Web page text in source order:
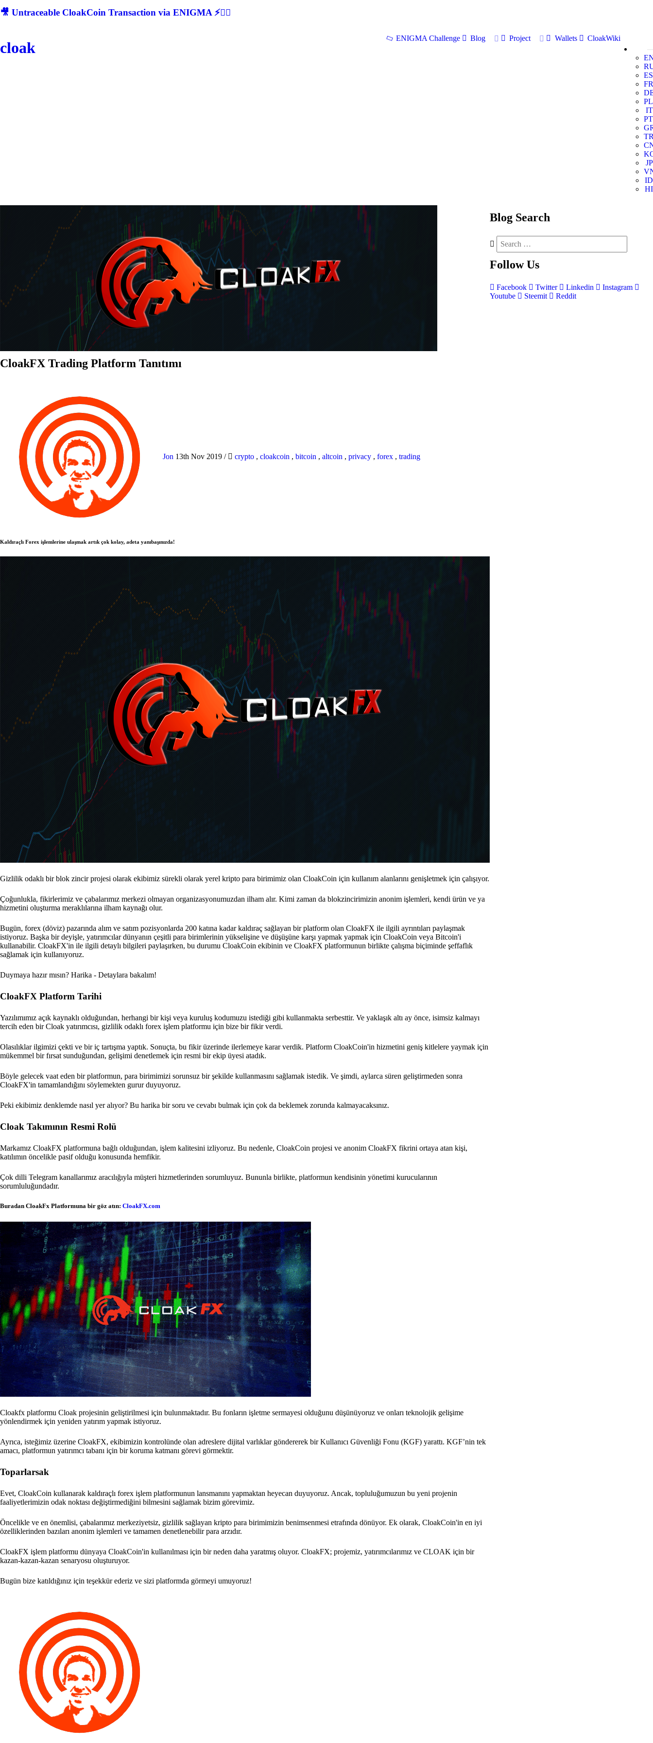
🎥 Untraceable CloakCoin Transaction via ENIGMA ⚡🕵‍♂
cloak
ENIGMA Challenge Blog Project Wallets
CloakWiki
ES
FR
PL
IT
PT
JP
ID
HI
CloakFX Trading Platform Tanıtımı
Jon 13th Nov 2019 / crypto , cloakcoin , bitcoin , altcoin , privacy , forex , trading
Kaldıraçlı Forex işlemlerine ulaşmak artık çok kolay, adeta yanıbaşınızda!
Gizlilik odaklı bir blok zincir projesi olarak ekibimiz sürekli olarak yerel kripto para birimimiz olan CloakCoin için kullanım alanlarını genişletmek için çalışıyor.
Çoğunlukla, fikirlerimiz ve çabalarımız merkezi olmayan organizasyonumuzdan ilham alır. Kimi zaman da blokzincirimizin anonim işlemleri, kendi ürün ve ya
hizmetini oluşturma meraklılarına ilham kaynağı olur.
Bugün, forex (döviz) pazarında alım ve satım pozisyonlarda 200 katına kadar kaldıraç sağlayan bir platform olan CloakFX ile ilgili ayrıntıları paylaşmak
istiyoruz. Başka bir deyişle, yatırımcılar dünyanın çeşitli para birimlerinin yükselişine ve düşüşüne karşı yapmak yapmak için CloakCoin veya Bitcoin'i
kullanabilir. CloakFX'in ile ilgili detaylı bilgileri paylaşırken, bu durumu CloakCoin ekibinin ve CloakFX platformunun birlikte çalışma biçiminde şeffaflık
sağlamak için kullanıyoruz.
Duymaya hazır mısın? Harika - Detaylara bakalım!
CloakFX Platform Tarihi
Yazılımımız açık kaynaklı olduğundan, herhangi bir kişi veya kuruluş kodumuzu istediği gibi kullanmakta serbesttir. Ve yaklaşık altı ay önce, isimsiz kalmayı
tercih eden bir Cloak yatırımcısı, gizlilik odaklı forex işlem platformu için bize bir fikir verdi.
Olasılıklar ilgimizi çekti ve bir iç tartışma yaptık. Sonuçta, bu fikir üzerinde ilerlemeye karar verdik. Platform CloakCoin'in hizmetini geniş kitlelere yaymak için
mükemmel bir fırsat sunduğundan, gelişimi denetlemek için resmi bir ekip üyesi atadık.
Böyle gelecek vaat eden bir platformun, para birimimizi sorunsuz bir şekilde kullanmasını sağlamak istedik. Ve şimdi, aylarca süren geliştirmeden sonra
CloakFX'in tamamlandığını söylemekten gurur duyuyoruz.
Peki ekibimiz denklemde nasıl yer alıyor? Bu harika bir soru ve cevabı bulmak için çok da beklemek zorunda kalmayacaksınız.
Cloak Takımının Resmi Rolü
Markamız CloakFX platformuna bağlı olduğundan, işlem kalitesini izliyoruz. Bu nedenle, CloakCoin projesi ve anonim CloakFX fikrini ortaya atan kişi,
katılımın öncelikle pasif olduğu konusunda hemfikir.
Çok dilli Telegram kanallarımız aracılığıyla müşteri hizmetlerinden sorumluyuz. Bununla birlikte, platformun kendisinin yönetimi kurucularının
sorumluluğundadır.
Buradan CloakFx Platformuna bir göz atın: CloakFX.com
Cloakfx platformu Cloak projesinin geliştirilmesi için bulunmaktadır. Bu fonların işletme sermayesi olduğunu düşünüyoruz ve onları teknolojik gelişime
yönlendirmek için yeniden yatırım yapmak istiyoruz.
Ayrıca, isteğimiz üzerine CloakFX, ekibimizin kontrolünde olan adreslere dijital varlıklar göndererek bir Kullanıcı Güvenliği Fonu (KGF) yarattı. KGF’nin tek
amacı, platformun yatırımcı tabanı için bir koruma katmanı görevi görmektir.
Toparlarsak
Evet, CloakCoin kullanarak kaldıraçlı forex işlem platformunun lansmanını yapmaktan heyecan duyuyoruz. Ancak, topluluğumuzun bu yeni projenin
faaliyetlerimizin odak noktası değiştirmediğini bilmesini sağlamak bizim görevimiz.
Öncelikle ve en önemlisi, çabalarımız merkeziyetsiz, gizlilik sağlayan kripto para birimimizin benimsenmesi etrafında dönüyor. Ek olarak, CloakCoin'in en iyi
özelliklerinden bazıları anonim işlemleri ve tamamen denetlenebilir para arzıdır.
CloakFX işlem platformu dünyaya CloakCoin'in kullanılması için bir neden daha yaratmış oluyor. CloakFX; projemiz, yatırımcılarımız ve CLOAK için bir
kazan-kazan-kazan senaryosu oluşturuyor.
Bugün bize katıldığınız için teşekkür ederiz ve sizi platformda görmeyi umuyoruz!
Blog Search
Follow Us
Facebook Twitter Linkedin
Instagram
Youtube
Steemit Reddit